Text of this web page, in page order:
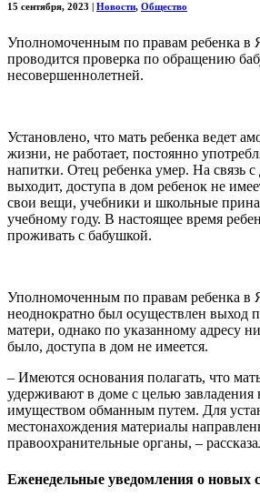
15 сентября, 2023 Новости, Общество
Уполномоченным по правам ребенка в
проводится проверка по обращению
несовершеннолетней.
Установлено, что мать ребенка ведет
жизни, не работает, постоянно
напитки. Отец ребенка умер. На связь
выходит, доступа в дом ребенок не
свои вещи, учебники и школьные
учебному году. В настоящее время
проживать с бабушкой.
Уполномоченным по правам ребенка в
неоднократно был осуществлен выход
матери, однако по указанному адресу
было, доступа в дом не имеется.
– Имеются основания полагать, что
удерживают в доме с целью завладения
имуществом обманным путем. Для
местонахождения материалы
правоохранительные органы, –
Еженедельные уведомления о новых